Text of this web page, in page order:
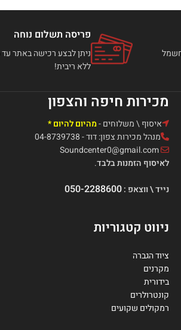
פריסה תשלום נוחה
ללא ריבית!
מכירות חיפה והצפון
איסוף \ משלוחים -מהיום להיום *
מנהל מכירות צפון: דוד - 04-8739738
Soundcenter0@gmail.com
לאיסוף הזמנות בלבד.
נייד \ ווצאפ :050-2288600
ניווט קטגוריות
ציוד הגברה
מקרנים
בידורית
קונטרולרים
רמקולים שקועים